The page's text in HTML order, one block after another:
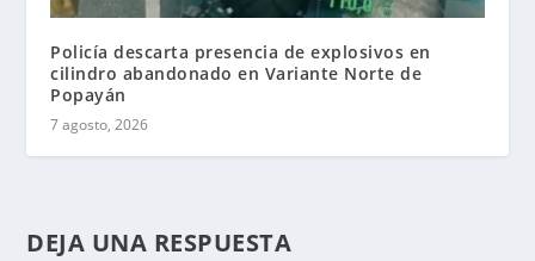
Policía descarta presencia de explosivos en
cilindro abandonado en Variante Norte de
Popayán
7 agosto, 2026
DEJA UNA RESPUESTA